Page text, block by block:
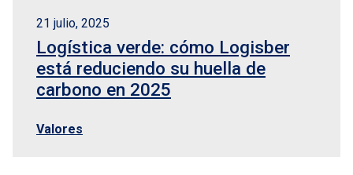
21 julio, 2025
Logística verde: cómo Logisber
está reduciendo su huella de
carbono en 2025
Valores